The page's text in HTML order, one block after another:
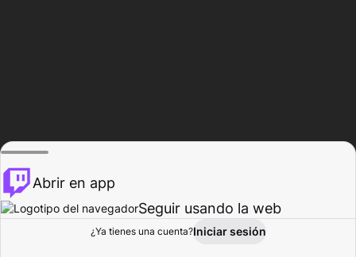
Explorar Actividad
Abrir en app
Seguir usando la web
¿Ya tienes una cuenta?Iniciar sesión